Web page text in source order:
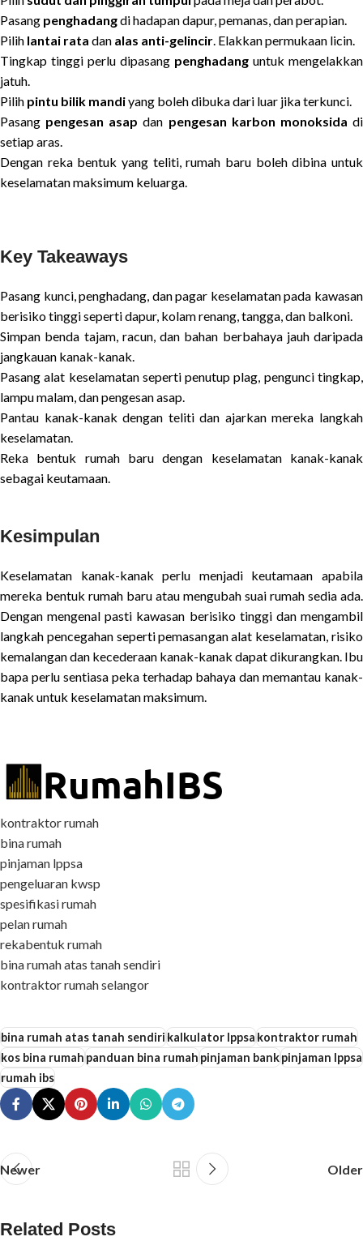
Pasang penghadangdi hadapan dapur, pemanas, dan perapian.
Pilih lantai rata dan alas anti-gelincir. Elakkan permukaan licin.
Tingkap tinggi perlu dipasang penghadang untuk mengelakkan
jatuh.
Pilih pintu bilik mandiyang boleh dibuka dari luar jika terkunci.
Pasang pengesan asap dan pengesan karbon monoksida di
setiap aras.
Dengan reka bentuk yang teliti, rumah baru boleh dibina untuk
keselamatan maksimum keluarga.
Key Takeaways
Pasang kunci, penghadang, dan pagar keselamatan pada kawasan
berisiko tinggi seperti dapur, kolam renang, tangga, dan balkoni.
Simpan benda tajam, racun, dan bahan berbahaya jauh daripada
jangkauan kanak-kanak.
Pasang alat keselamatan seperti penutup plag, pengunci tingkap,
lampu malam, dan pengesan asap.
Pantau kanak-kanak dengan teliti dan ajarkan mereka langkah
keselamatan.
Reka bentuk rumah baru dengan keselamatan kanak-kanak
sebagai keutamaan.
Kesimpulan
Keselamatan kanak-kanak perlu menjadi keutamaan apabila
mereka bentuk rumah baru atau mengubah suai rumah sedia ada.
Dengan mengenal pasti kawasan berisiko tinggi dan mengambil
langkah pencegahan seperti pemasangan alat keselamatan, risiko
kemalangan dan kecederaan kanak-kanak dapat dikurangkan. Ibu
bapa perlu sentiasa peka terhadap bahaya dan memantau kanak-
kanak untuk keselamatan maksimum.
kontraktor rumah
bina rumah
pinjaman lppsa
pengeluaran kwsp
spesifikasi rumah
pelan rumah
rekabentuk rumah
bina rumah atas tanah sendiri
kontraktor rumah selangor
bina rumah atas tanah sendirikalkulator lppsakontraktor rumah
kos bina rumahpanduan bina rumahpinjaman bankpinjaman lppsa
rumah ibs
Newer Older
Related Posts